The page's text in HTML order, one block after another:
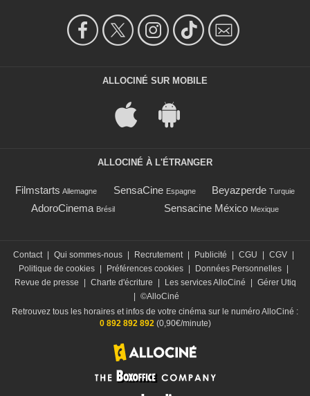
ALLOCINÉ SUR MOBILE
ALLOCINÉ À L'ÉTRANGER
Filmstarts Allemagne SensaCine Espagne Beyazperde Turquie
AdoroCinema Brésil Sensacine México Mexique
Contact Qui sommes-nous Recrutement Publicité CGU CGV
Politique de cookies
Préférences cookies Données Personnelles
Revue de presse
Charte d'écriture Les services AlloCiné
Gérer Utiq
©AlloCiné
Retrouvez tous les horaires et infos de votre cinéma sur le numéro AlloCiné :
0 892 892 892(0,90€/minute)